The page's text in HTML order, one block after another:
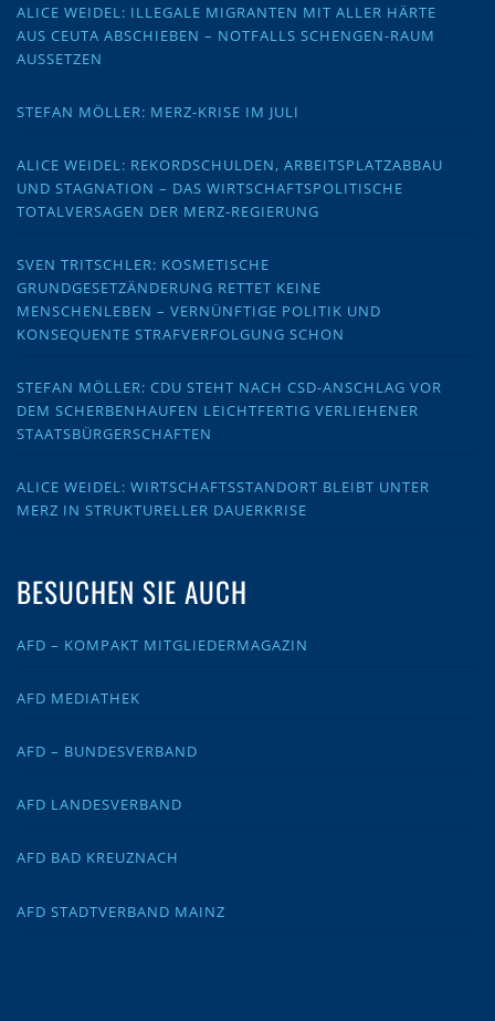
ALICE WEIDEL: ILLEGALE MIGRANTEN MIT ALLER HÄRTE
AUS CEUTA ABSCHIEBEN – NOTFALLS SCHENGEN-RAUM
AUSSETZEN
STEFAN MÖLLER: MERZ-KRISE IM JULI
ALICE WEIDEL: REKORDSCHULDEN, ARBEITSPLATZABBAU
UND STAGNATION – DAS WIRTSCHAFTSPOLITISCHE
TOTALVERSAGEN DER MERZ-REGIERUNG
SVEN TRITSCHLER: KOSMETISCHE
GRUNDGESETZÄNDERUNG RETTET KEINE
MENSCHENLEBEN – VERNÜNFTIGE POLITIK UND
KONSEQUENTE STRAFVERFOLGUNG SCHON
STEFAN MÖLLER: CDU STEHT NACH CSD-ANSCHLAG VOR
DEM SCHERBENHAUFEN LEICHTFERTIG VERLIEHENER
STAATSBÜRGERSCHAFTEN
ALICE WEIDEL: WIRTSCHAFTSSTANDORT BLEIBT UNTER
MERZ IN STRUKTURELLER DAUERKRISE
BESUCHEN SIE AUCH
AFD – KOMPAKT MITGLIEDERMAGAZIN
AFD MEDIATHEK
AFD – BUNDESVERBAND
AFD LANDESVERBAND
AFD BAD KREUZNACH
AFD STADTVERBAND MAINZ